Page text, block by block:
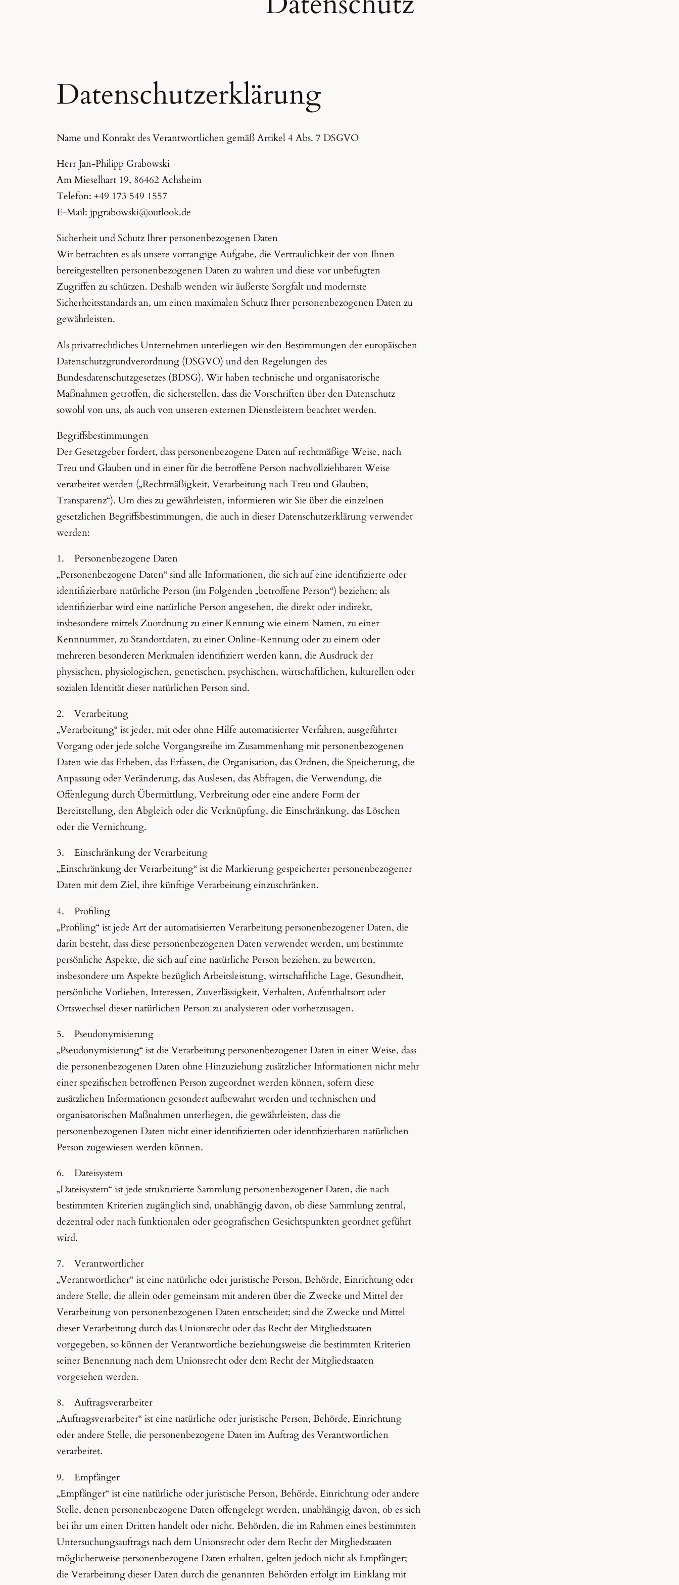
Datenschutzerklärung
Name und Kontakt des Verantwortlichen gemäß Artikel 4 Abs. 7 DSGVO
Herr Jan-Philipp Grabowski
Am Mieselhart 19, 86462 Achsheim
Telefon: +49 173 549 1557
E-Mail: jpgrabowski@outlook.de
Sicherheit und Schutz Ihrer personenbezogenen Daten
Wir betrachten es als unsere vorrangige Aufgabe, die Vertraulichkeit der von Ihnen
bereitgestellten personenbezogenen Daten zu wahren und diese vor unbefugten
Zugriffen zu schützen. Deshalb wenden wir äußerste Sorgfalt und modernste
Sicherheitsstandards an, um einen maximalen Schutz Ihrer personenbezogenen Daten zu
gewährleisten.
Als privatrechtliches Unternehmen unterliegen wir den Bestimmungen der europäischen
Datenschutzgrundverordnung (DSGVO) und den Regelungen des
Bundesdatenschutzgesetzes (BDSG). Wir haben technische und organisatorische
Maßnahmen getroffen, die sicherstellen, dass die Vorschriften über den Datenschutz
sowohl von uns, als auch von unseren externen Dienstleistern beachtet werden.
Begriffsbestimmungen
Der Gesetzgeber fordert, dass personenbezogene Daten auf rechtmäßige Weise, nach
Treu und Glauben und in einer für die betroffene Person nachvollziehbaren Weise
verarbeitet werden („Rechtmäßigkeit, Verarbeitung nach Treu und Glauben,
Transparenz“). Um dies zu gewährleisten, informieren wir Sie über die einzelnen
gesetzlichen Begriffsbestimmungen, die auch in dieser Datenschutzerklärung verwendet
werden:
1. Personenbezogene Daten
„Personenbezogene Daten“ sind alle Informationen, die sich auf eine identifizierte oder
identifizierbare natürliche Person (im Folgenden „betroffene Person“) beziehen; als
identifizierbar wird eine natürliche Person angesehen, die direkt oder indirekt,
insbesondere mittels Zuordnung zu einer Kennung wie einem Namen, zu einer
Kennnummer, zu Standortdaten, zu einer Online-Kennung oder zu einem oder
mehreren besonderen Merkmalen identifiziert werden kann, die Ausdruck der
physischen, physiologischen, genetischen, psychischen, wirtschaftlichen, kulturellen oder
sozialen Identität dieser natürlichen Person sind.
2. Verarbeitung
„Verarbeitung“ ist jeder, mit oder ohne Hilfe automatisierter Verfahren, ausgeführter
Vorgang oder jede solche Vorgangsreihe im Zusammenhang mit personenbezogenen
Daten wie das Erheben, das Erfassen, die Organisation, das Ordnen, die Speicherung, die
Anpassung oder Veränderung, das Auslesen, das Abfragen, die Verwendung, die
Offenlegung durch Übermittlung, Verbreitung oder eine andere Form der
Bereitstellung, den Abgleich oder die Verknüpfung, die Einschränkung, das Löschen
oder die Vernichtung.
3. Einschränkung der Verarbeitung
„Einschränkung der Verarbeitung“ ist die Markierung gespeicherter personenbezogener
Daten mit dem Ziel, ihre künftige Verarbeitung einzuschränken.
4. Profiling
„Profiling“ ist jede Art der automatisierten Verarbeitung personenbezogener Daten, die
darin besteht, dass diese personenbezogenen Daten verwendet werden, um bestimmte
persönliche Aspekte, die sich auf eine natürliche Person beziehen, zu bewerten,
insbesondere um Aspekte bezüglich Arbeitsleistung, wirtschaftliche Lage, Gesundheit,
persönliche Vorlieben, Interessen, Zuverlässigkeit, Verhalten, Aufenthaltsort oder
Ortswechsel dieser natürlichen Person zu analysieren oder vorherzusagen.
5. Pseudonymisierung
„Pseudonymisierung“ ist die Verarbeitung personenbezogener Daten in einer Weise, dass
die personenbezogenen Daten ohne Hinzuziehung zusätzlicher Informationen nicht mehr
einer spezifischen betroffenen Person zugeordnet werden können, sofern diese
zusätzlichen Informationen gesondert aufbewahrt werden und technischen und
organisatorischen Maßnahmen unterliegen, die gewährleisten, dass die
personenbezogenen Daten nicht einer identifizierten oder identifizierbaren natürlichen
Person zugewiesen werden können.
6. Dateisystem
„Dateisystem“ ist jede strukturierte Sammlung personenbezogener Daten, die nach
bestimmten Kriterien zugänglich sind, unabhängig davon, ob diese Sammlung zentral,
dezentral oder nach funktionalen oder geografischen Gesichtspunkten geordnet geführt
wird.
7. Verantwortlicher
„Verantwortlicher“ ist eine natürliche oder juristische Person, Behörde, Einrichtung oder
andere Stelle, die allein oder gemeinsam mit anderen über die Zwecke und Mittel der
Verarbeitung von personenbezogenen Daten entscheidet; sind die Zwecke und Mittel
dieser Verarbeitung durch das Unionsrecht oder das Recht der Mitgliedstaaten
vorgegeben, so können der Verantwortliche beziehungsweise die bestimmten Kriterien
seiner Benennung nach dem Unionsrecht oder dem Recht der Mitgliedstaaten
vorgesehen werden.
8. Auftragsverarbeiter
„Auftragsverarbeiter“ ist eine natürliche oder juristische Person, Behörde, Einrichtung
oder andere Stelle, die personenbezogene Daten im Auftrag des Verantwortlichen
verarbeitet.
9. Empfänger
„Empfänger“ ist eine natürliche oder juristische Person, Behörde, Einrichtung oder andere
Stelle, denen personenbezogene Daten offengelegt werden, unabhängig davon, ob es sich
bei ihr um einen Dritten handelt oder nicht. Behörden, die im Rahmen eines bestimmten
Untersuchungsauftrags nach dem Unionsrecht oder dem Recht der Mitgliedstaaten
möglicherweise personenbezogene Daten erhalten, gelten jedoch nicht als Empfänger;
die Verarbeitung dieser Daten durch die genannten Behörden erfolgt im Einklang mit